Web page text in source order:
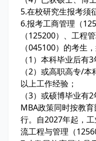
5.在校研究生报考须
6.报考工商管理（
（125200）、工程
（045100）的考生
（1）本科毕业后有
（2）或高职高专/
以上工作经验；
（3）或硕博毕业有
MBA政策同时按教
行。自2027年起，
流工程与管理（